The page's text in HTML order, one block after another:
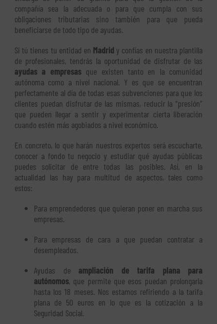
compañía sea la adecuada o para que cumpla con sus
obligaciones tributarias sino también para que pueda
beneficiarse de todo tipo de ayudas.
Si tú tienes tu entidad en Madrid y confías en nuestra plantilla
de profesionales, tendrás la oportunidad de disfrutar de las
ayudas a empresasque existen tanto en la comunidad
autónoma como a nivel nacional. Y es que se encuentran
perfectamente al día de todas esas subvenciones para que los
clientes puedan disfrutar de las mismas, reducir la “presión”
que pueden llegar a sentir y experimentar cierta liberación
cuando estén más agobiados a nivel económico.
En concreto, lo que harán nuestros expertos será escucharte,
conocer a fondo tu negocio y estudiar qué ayudas públicas
puedes solicitar de entre todas las posibles. Así, en la
actualidad las hay para multitud de aspectos, tales como
estos:
Para emprendedores que quieran poner en marcha sus
empresas.
Para empresas de cara a que puedan contratar a
desempleados.
Ayudas de ampliación de tarifa plana para
autónomos, que permite que esos puedan prolongarla
hasta los 18 meses. Nos estamos refiriendo a la tarifa
plana de 50 euros en lo que es la cotización a la
Seguridad Social.